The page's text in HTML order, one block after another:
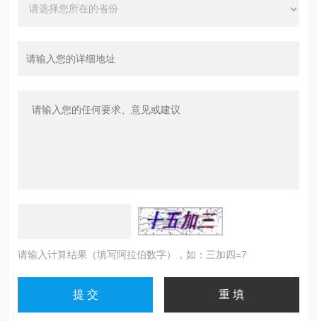
请输入计算结果（填写阿拉伯数字），如：三加四=7